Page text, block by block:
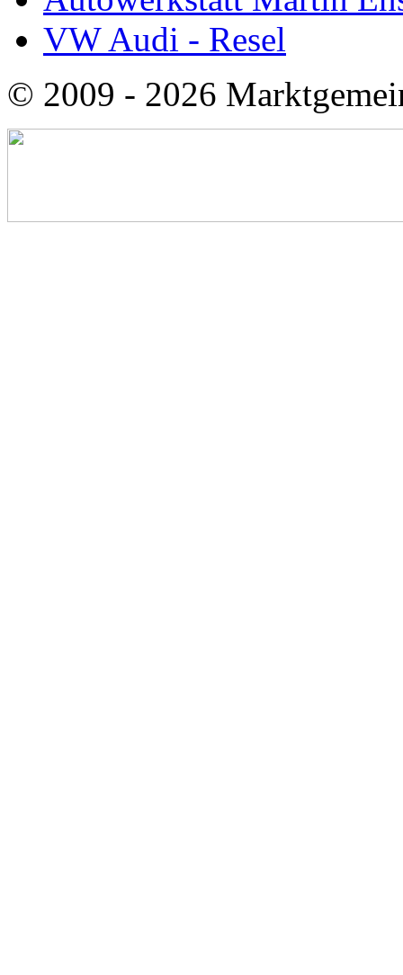
VW Audi - Resel
© 2009 - 2026